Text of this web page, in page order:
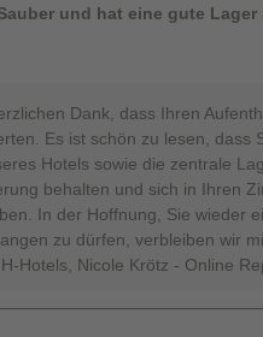
und hat eine gute
Dank, dass Ihren
Es ist schön zu lesen, dass
Hotels sowie die zentrale
behalten und sich in Ihren
In der Hoffnung, Sie wieder
zu dürfen, verbleiben wir
Hotels, Nicole Krötz - Online